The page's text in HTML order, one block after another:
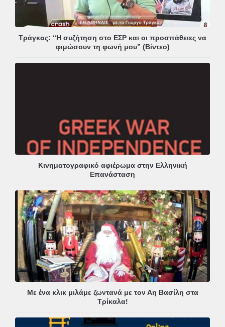
Τράγκας: “Η συζήτηση στο ΕΣΡ και οι προσπάθειες να
φιμώσουν τη φωνή μου” (Βίντεο)
Κινηματογραφικό αφιέρωμα στην Ελληνική
Επανάσταση
Με ένα κλικ μιλάμε ζωντανά με τον Αη Βασίλη στα
Τρίκαλα!